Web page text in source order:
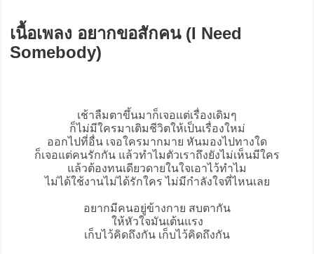
เนื้อเพลง อยากขอสักคน (I Need
Somebody)
เช้าลืมตาขึ้นมาก็เจอแต่เรื่องเดิมๆ
ก็ไม่มีใครมาเติมชีวิตให้เป็นเรื่องใหม่
ออกไปที่อื่น เจอใครมากมาย หันมองไปทางใด
ก็เจอแต่คนรักกัน แล้วทำไมตัวเราถึงยังไม่เห็นมีใคร
แล้วต้องทนเดียวดายในใจเอาไว้ทำไม
ไม่ได้ใช้งานไม่ได้รักใคร ไม่มีกำลังใจที่ไหนเลย
อยากมีคนอยู่ข้างกาย สบตากัน
ให้หัวใจมันเต้นแรง
เก็บไว้คิดถึงกัน เก็บไว้คิดถึงกัน